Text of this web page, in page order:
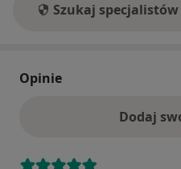
Szukaj
Opinie
Dodaj